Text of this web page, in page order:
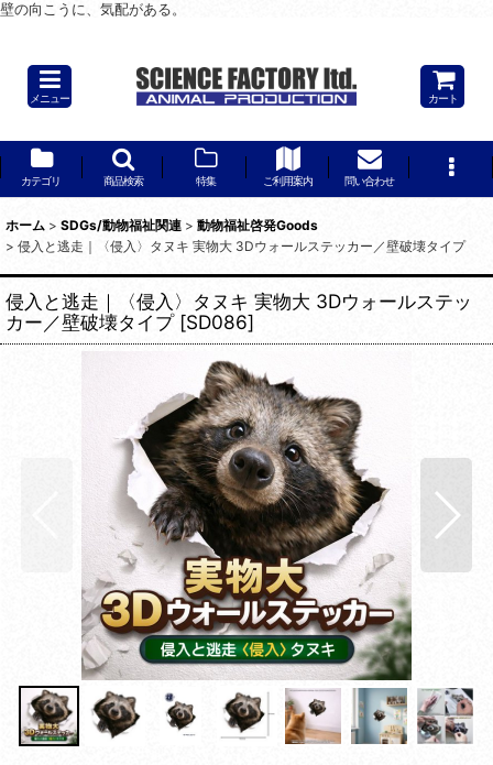
壁の向こうに、気配がある。
メニュー カート
カテゴリ 商品検索 特集 ご利用案内 問い合わせ
ホーム > SDGs/動物福祉関連 > 動物福祉啓発Goods
> 侵入と逃走｜〈侵入〉タヌキ 実物大 3Dウォールステッカー／壁破壊タイプ
侵入と逃走｜〈侵入〉タヌキ 実物大 3Dウォールステッ
カー／壁破壊タイプ [SD086]